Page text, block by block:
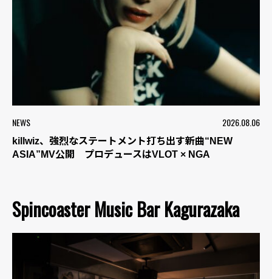
NEWS 2026.08.06
killwiz、強烈なステートメント打ち出す新曲“NEW
ASIA”MV公開 プロデュースはVLOT × NGA
Spincoaster Music Bar Kagurazaka